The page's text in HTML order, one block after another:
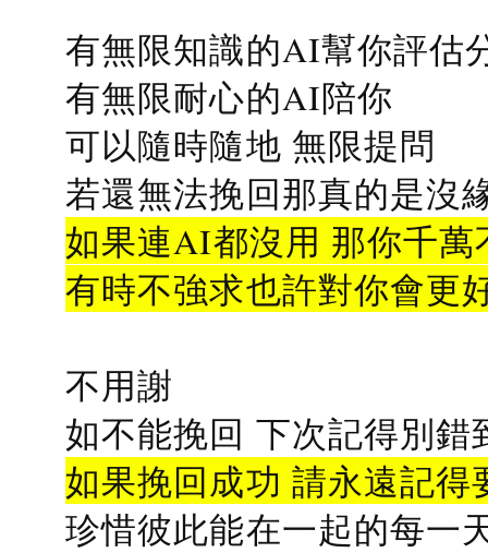
有無限知識的AI幫你評估
有無限耐心的AI陪你
可以隨時隨地 無限提問
若還無法挽回那真的是沒
如果連AI都沒用 那你千
有時不強求也許對你會更
不用謝
如不能挽回 下次記得別錯
如果挽回成功 請永遠記得
珍惜彼此能在一起的每一